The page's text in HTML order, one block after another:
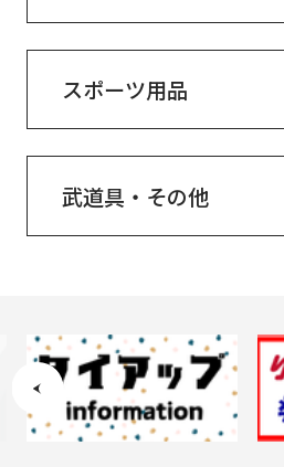
スポーツ用品
武道具・その他